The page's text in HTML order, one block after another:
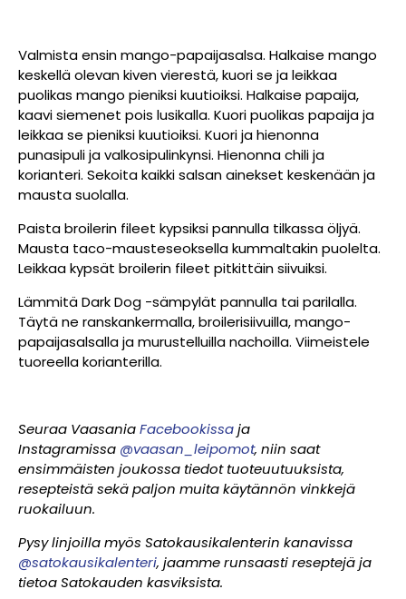
Valmista ensin mango-papaijasalsa. Halkaise mango
keskellä olevan kiven vierestä, kuori se ja leikkaa
puolikas mango pieniksi kuutioiksi. Halkaise papaija,
kaavi siemenet pois lusikalla. Kuori puolikas papaija ja
leikkaa se pieniksi kuutioiksi. Kuori ja hienonna
punasipuli ja valkosipulinkynsi. Hienonna chili ja
korianteri. Sekoita kaikki salsan ainekset keskenään ja
mausta suolalla.
Paista broilerin fileet kypsiksi pannulla tilkassa öljyä.
Mausta taco-mausteseoksella kummaltakin puolelta.
Leikkaa kypsät broilerin fileet pitkittäin siivuiksi.
Lämmitä Dark Dog -sämpylät pannulla tai parilalla.
Täytä ne ranskankermalla, broilerisiivuilla, mango-
papaijasalsalla ja murustelluilla nachoilla. Viimeistele
tuoreella korianterilla.
Seuraa VaasaniaFacebookissaja
Instagramissa @vaasan_leipomot, niin saat
ensimmäisten joukossa tiedot tuoteuutuuksista,
resepteistä sekä paljon muita käytännön vinkkejä
ruokailuun.
Pysy linjoilla myös Satokausikalenterin kanavissa
@satokausikalenteri, jaamme runsaasti reseptejä ja
tietoa Satokauden kasviksista.